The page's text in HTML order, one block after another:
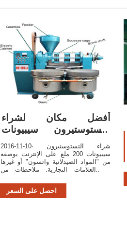
أفضل مكان لشراء
التستوستيرون سيبيونات
[استعراض للموردين
2016-11-10· شراء التستوستيرون
سيبيونات 200 ملغ على الإنترنت بوصفه
من "المواد الصيدلانية واتسون" أو غيرها
من العلامات التجارية. ملاحظات من
احصل على السعر